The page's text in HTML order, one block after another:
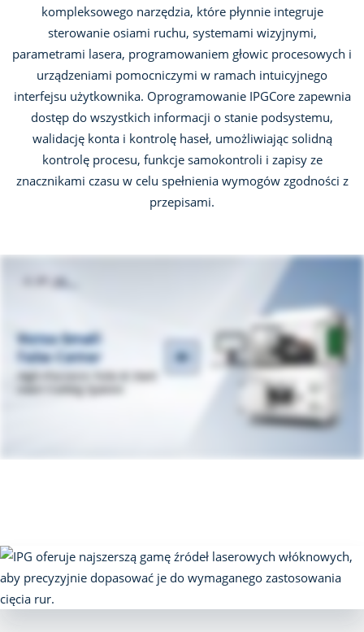
kompleksowego narzędzia, które płynnie integruje
sterowanie osiami ruchu, systemami wizyjnymi,
parametrami lasera, programowaniem głowic procesowych i
urządzeniami pomocniczymi w ramach intuicyjnego
interfejsu użytkownika. Oprogramowanie IPGCore zapewnia
dostęp do wszystkich informacji o stanie podsystemu,
walidację konta i kontrolę haseł, umożliwiając solidną
kontrolę procesu, funkcje samokontroli i zapisy ze
znacznikami czasu w celu spełnienia wymogów zgodności z
przepisami.